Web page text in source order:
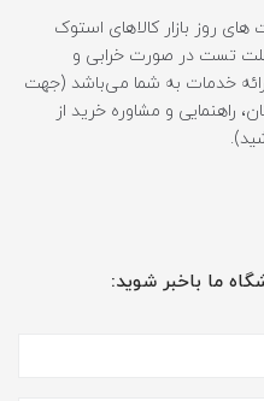
روز بازار کالاهای استوک
همراه با 7 روز مهلت تست در صورت خرابی و
خدمات به شما می‌باشد (جهت
راهنمایی و مشاوره خرید از
ما باخبر شوید: